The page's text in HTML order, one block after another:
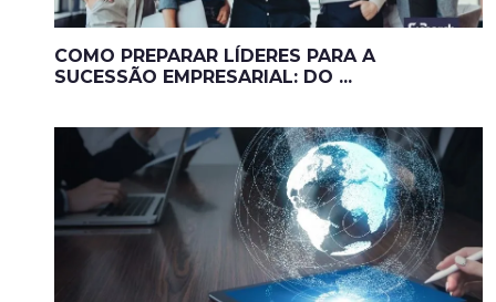
COMO PREPARAR LÍDERES PARA A
SUCESSÃO EMPRESARIAL: DO ...